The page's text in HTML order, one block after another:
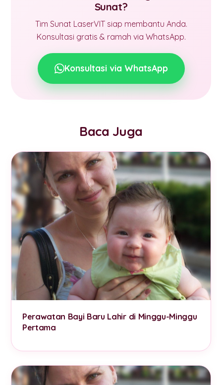
Sunat?
Tim Sunat LaserVIT siap membantu Anda.
Konsultasi gratis & ramah via WhatsApp.
Konsultasi via WhatsApp
Baca Juga
Perawatan Bayi Baru Lahir di Minggu-Minggu
Pertama